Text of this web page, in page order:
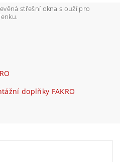
střešní okna slouží pro
doplňky FAKRO